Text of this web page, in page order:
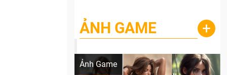
ẢNH GAME +
Ảnh Game
Lala Croft vừa nóng vừa xinh dưới nét vẽ